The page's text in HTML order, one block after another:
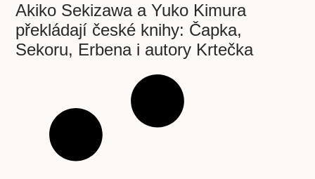
Akiko Sekizawa a Yuko Kimura
překládají české knihy: Čapka,
Sekoru, Erbena i autory Krtečka